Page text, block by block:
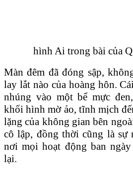
hình Ai trong bài của
Màn đêm đã đóng sập,
lay lắt nào của hoàng hôn.
nhúng vào một bể mực
khối hình mờ ảo, tĩnh mịch
lặng của không gian bên
cô lập, đồng thời cũng là sự
nơi mọi hoạt động ban
lại.